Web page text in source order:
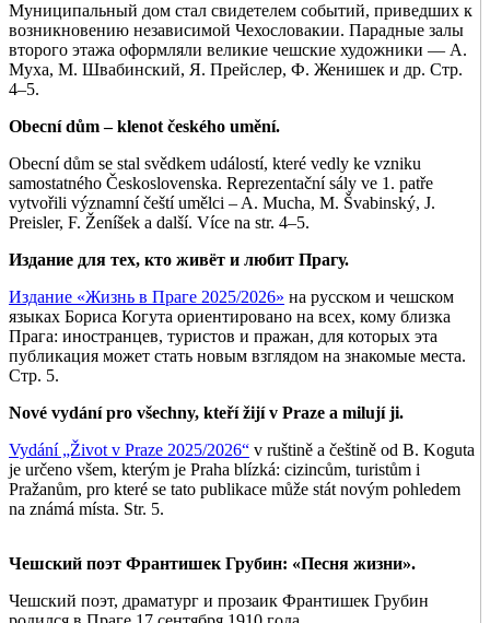
Муниципальный дом стал свидетелем событий, приведших к
возникновению независимой Чехословакии. Парадные залы
второго этажа оформляли великие чешские художники — А.
Муха, М. Швабинский, Я. Прейслер, Ф. Женишек и др. Стр.
4–5.
Obecní dům – klenot českého umění.
Obecní dům se stal svědkem událostí, které vedly ke vzniku
samostatného Československa. Reprezentační sály ve 1. patře
vytvořili významní čeští umělci – A. Mucha, M. Švabinský, J.
Preisler, F. Ženíšek a další. Více na str. 4–5.
Издание для тех, кто живёт и любит Прагу.
Издание «Жизнь в Праге 2025/2026» на русском и чешском
языках Бориса Когута ориентировано на всех, кому близка
Прага: иностранцев, туристов и пражан, для которых эта
публикация может стать новым взглядом на знакомые места.
Стр. 5.
Nové vydání pro všechny, kteří žijí v Praze a milují ji.
Vydání „Život v Praze 2025/2026“ v ruštině a češtině od B. Koguta
je určeno všem, kterým je Praha blízká: cizincům, turistům i
Pražanům, pro které se tato publikace může stát novým pohledem
na známá místa. Str. 5.
Чешский поэт Франтишек Грубин: «Песня жизни».
Чешский поэт, драматург и прозаик Франтишек Грубин